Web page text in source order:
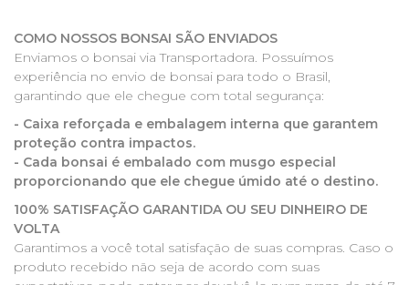
COMO NOSSOS BONSAI SÃO ENVIADOS
Enviamos o bonsai via Transportadora. Possuímos
experiência no envio de bonsai para todo o Brasil,
garantindo que ele chegue com total segurança:
- Caixa reforçada e embalagem interna que garantem
proteção contra impactos.
- Cada bonsai é embalado com musgo especial
proporcionando que ele chegue úmido até o destino.
100% SATISFAÇÃO GARANTIDA OU SEU DINHEIRO DE
VOLTA
Garantimos a você total satisfação de suas compras. Caso o
produto recebido não seja de acordo com suas